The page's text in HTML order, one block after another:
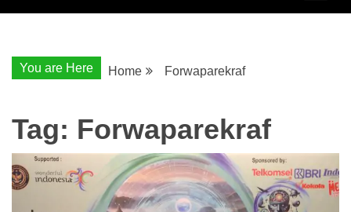
You are Here Home Forwaparekraf
Tag: Forwaparekraf